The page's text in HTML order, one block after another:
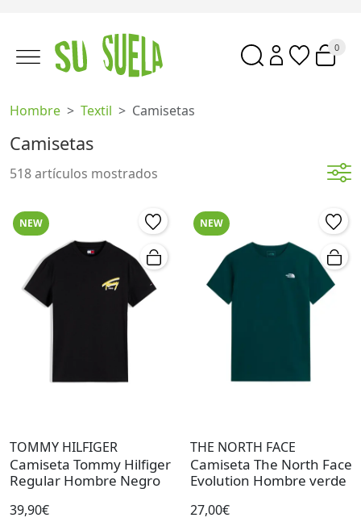
0
Hombre Textil Camisetas
Camisetas
518 artículos mostrados
NEW
TOMMY HILFIGER
Camiseta Tommy Hilfiger
Regular Hombre Negro
39,90€
NEW
THE NORTH FACE
Camiseta The North Face
Evolution Hombre verde
27,00€